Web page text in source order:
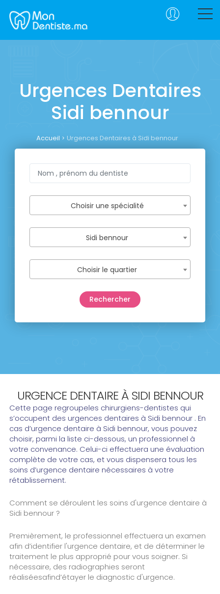
Urgences Dentaires
Sidi bennour
Accueil Urgences Dentaires à Sidi bennour
Choisir une spécialité
Sidi bennour
Choisir le quartier
URGENCE DENTAIRE À SIDI BENNOUR
Cette page regroupeles chirurgiens-dentistes qui
s’occupent des urgences dentaires à Sidi bennour . En
cas d’urgence dentaire à Sidi bennour, vous pouvez
choisir, parmi la liste ci-dessous, un professionnel à
votre convenance. Celui-ci effectuera une évaluation
complète de votre cas, et vous dispensera tous les
soins d’urgence dentaire nécessaires à votre
rétablissement.
Comment se déroulent les soins d'urgence dentaire à
Sidi bennour ?
Premièrement, le professionnel effectuera un examen
afin d’identifier l'urgence dentaire, et de déterminer le
traitement le plus approprié pour vous soigner. Si
nécessaire, des radiographies seront
réaliséesafind’étayer le diagnostic d'urgence.